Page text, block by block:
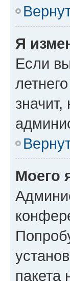
Я
Если
Моего
пакета